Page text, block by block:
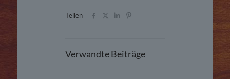
Teilen
Verwandte Beiträge